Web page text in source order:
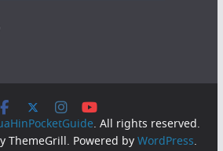
. All rights reserved.
ThemeGrill. Powered byWordPress.